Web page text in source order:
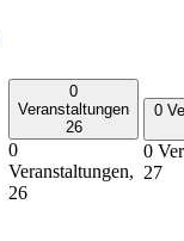
0
Veranstaltungen
26
0
Veranstaltungen,
26
0
0
27